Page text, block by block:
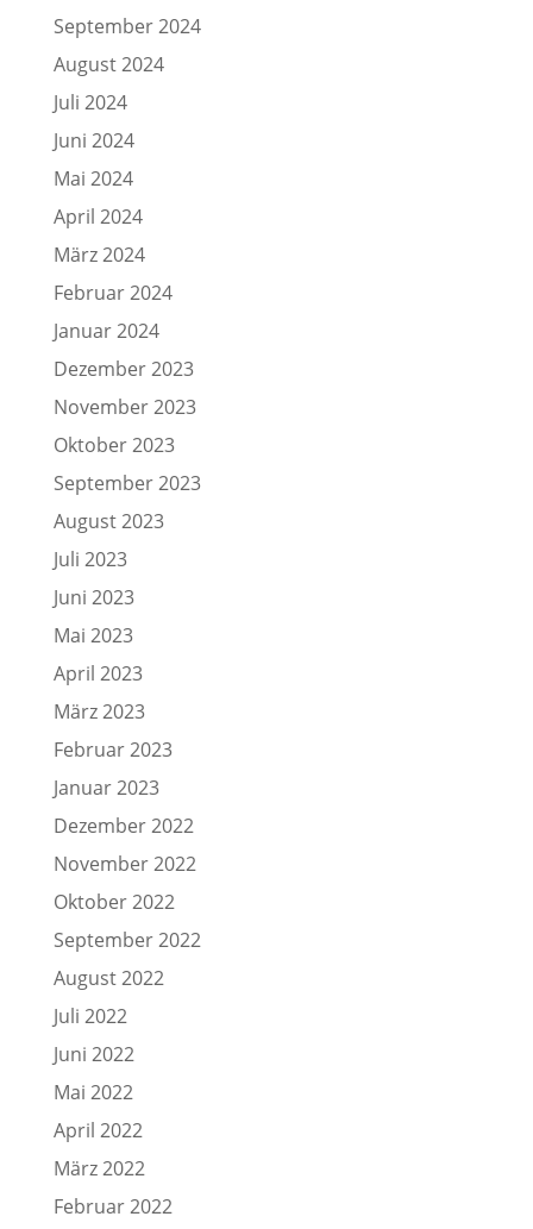
September 2024
August 2024
Juli 2024
Juni 2024
Mai 2024
April 2024
März 2024
Februar 2024
Januar 2024
Dezember 2023
November 2023
Oktober 2023
September 2023
August 2023
Juli 2023
Juni 2023
Mai 2023
April 2023
März 2023
Februar 2023
Januar 2023
Dezember 2022
November 2022
Oktober 2022
September 2022
August 2022
Juli 2022
Juni 2022
Mai 2022
April 2022
März 2022
Februar 2022